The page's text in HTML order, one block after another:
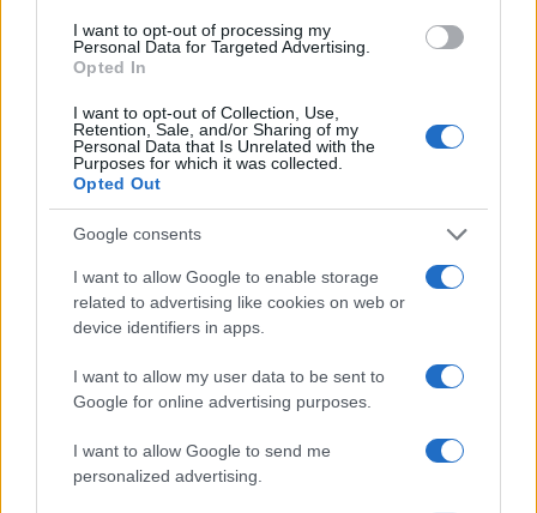
I want to opt-out of processing my
Personal Data for Targeted Advertising.
Opted In
I want to opt-out of Collection, Use,
Retention, Sale, and/or Sharing of my
Personal Data that Is Unrelated with the
Purposes for which it was collected.
Opted Out
Google consents
I want to allow Google to enable storage
related to advertising like cookies on web or
device identifiers in apps.
I want to allow my user data to be sent to
Google for online advertising purposes.
I want to allow Google to send me
personalized advertising.
Brentolie daalt naar 88.9 dollar: grondstoffen onder druk
Sanne De Vries · 6 aug 2026
NEWS